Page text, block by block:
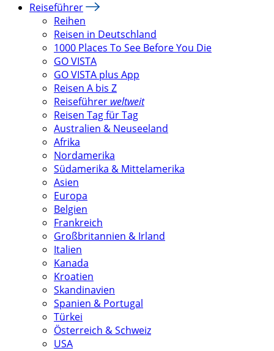
Reiseführer
Reihen
Reisen in Deutschland
1000 Places To See Before You Die
GO VISTA
GO VISTA plus App
Reisen A bis Z
Reiseführer weltweit
Reisen Tag für Tag
Australien & Neuseeland
Afrika
Nordamerika
Südamerika & Mittelamerika
Asien
Europa
Belgien
Frankreich
Großbritannien & Irland
Italien
Kanada
Kroatien
Skandinavien
Spanien & Portugal
Türkei
Österreich & Schweiz
USA